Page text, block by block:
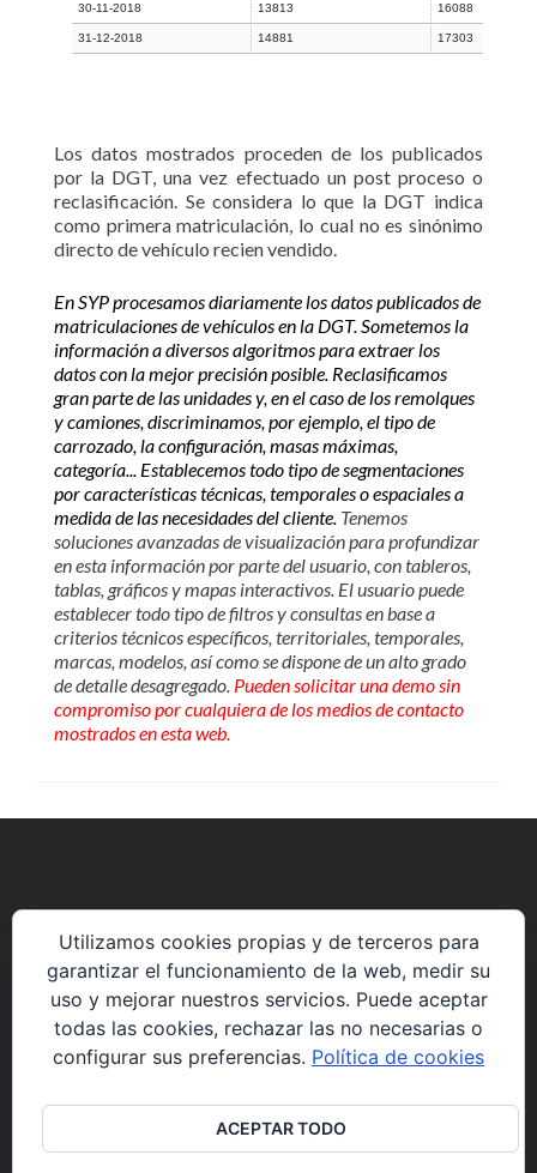
30-11-2018 13813 16088
31-12-2018 14881 17303
Los datos mostrados proceden de los publicados
por la DGT, una vez efectuado un post proceso o
reclasificación. Se considera lo que la DGT indica
como primera matriculación, lo cual no es sinónimo
directo de vehículo recien vendido.
En SYP procesamos diariamente los datos publicados de
matriculaciones de vehículos en la DGT. Sometemos la
información a diversos algoritmos para extraer los
datos con la mejor precisión posible. Reclasificamos
gran parte de las unidades y, en el caso de los remolques
y camiones, discriminamos, por ejemplo, el tipo de
carrozado, la configuración, masas máximas,
categoría... Establecemos todo tipo de segmentaciones
por características técnicas, temporales o espaciales a
medida de las necesidades del cliente. Tenemos
soluciones avanzadas de visualización para profundizar
en esta información por parte del usuario, con tableros,
tablas, gráficos y mapas interactivos. El usuario puede
establecer todo tipo de filtros y consultas en base a
criterios técnicos específicos, territoriales, temporales,
marcas, modelos, así como se dispone de un alto grado
de detalle desagregado. Pueden solicitar una demo sin
compromiso por cualquiera de los medios de contacto
mostrados en esta web.
28823 Coslada (Madrid)
web@solucionesyproyectos.es
Utilizamos cookies propias y de terceros para
garantizar el funcionamiento de la web, medir su
uso y mejorar nuestros servicios. Puede aceptar
todas las cookies, rechazar las no necesarias o
configurar sus preferencias. Política de cookies
ACEPTAR TODO